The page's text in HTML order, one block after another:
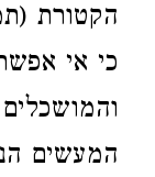
הקטורת
כי אי
המעשים